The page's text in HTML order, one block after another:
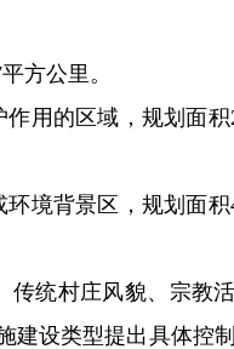
方公里。
用的区域，规划面积
境背景区，规划面积
传统村庄风貌、宗教
建设类型提出具体控